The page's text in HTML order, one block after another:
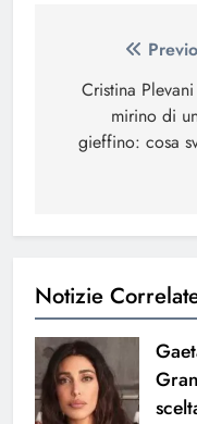
articoli
Cristina
mirino di
gieffino: cosa
Notizie